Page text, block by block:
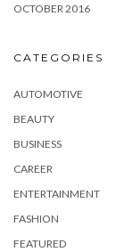
OCTOBER 2016
CATEGORIES
AUTOMOTIVE
BEAUTY
BUSINESS
CAREER
ENTERTAINMENT
FASHION
FEATURED